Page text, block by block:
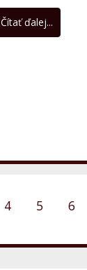
Čítať ďalej...
4 5 6